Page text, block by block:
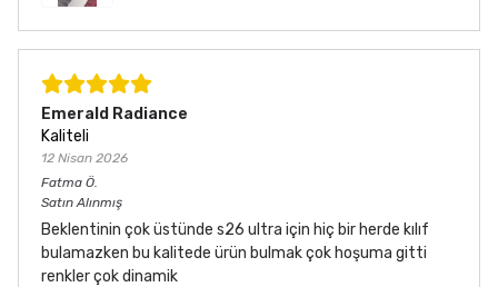
Emerald Radiance
Kaliteli
12 Nisan 2026
Fatma Ö.
Satın Alınmış
Beklentinin çok üstünde s26 ultra için hiç bir herde kılıf
bulamazken bu kalitede ürün bulmak çok hoşuma gitti
renkler çok dinamik